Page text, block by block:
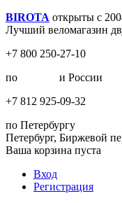
BIROTA открыты с
Лучший веломагазин
+7 800 250-27-10
по
и России
+7 812 925-09-32
по Петербургу
Петербург, Биржевой
Ваша корзина пуста
Вход
Регистрация